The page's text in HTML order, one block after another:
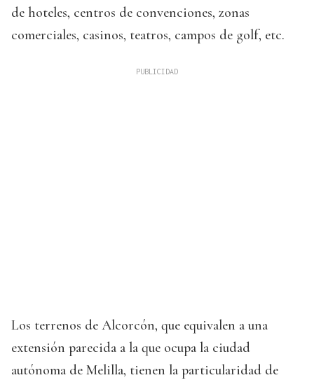
de hoteles, centros de convenciones, zonas
comerciales, casinos, teatros, campos de golf, etc.
Los terrenos de Alcorcón, que equivalen a una
extensión parecida a la que ocupa la ciudad
autónoma de Melilla, tienen la particularidad de